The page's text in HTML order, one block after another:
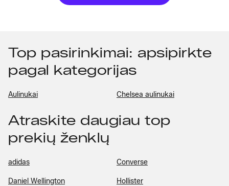
Top pasirinkimai: apsipirkte
pagal kategorijas
Aulinukai Chelsea aulinukai
Atraskite daugiau top
prekių ženklų
adidas Converse
Daniel Wellington Hollister